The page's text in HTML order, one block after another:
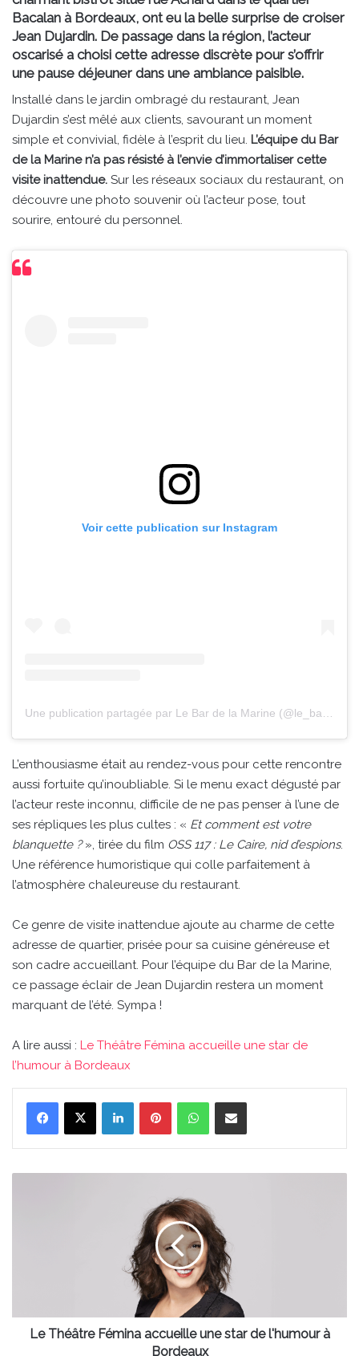
Bacalan à Bordeaux, ont eu la belle surprise de croiser
Jean Dujardin. De passage dans la région, l’acteur
oscarisé a choisi cette adresse discrète pour s’offrir
une pause déjeuner dans une ambiance paisible.
Installé dans le jardin ombragé du restaurant, Jean
Dujardin s’est mêlé aux clients, savourant un moment
simple et convivial, fidèle à l’esprit du lieu. L’équipe du Bar
de la Marine n’a pas résisté à l’envie d’immortaliser cette
visite inattendue. Sur les réseaux sociaux du restaurant, on
découvre une photo souvenir où l’acteur pose, tout
sourire, entouré du personnel.
Voir cette publication sur Instagram
Une publication partagée par Le Bar de la Marine (@le_bar_de_la_marine)
L’enthousiasme était au rendez-vous pour cette rencontre
aussi fortuite qu’inoubliable. Si le menu exact dégusté par
l’acteur reste inconnu, difficile de ne pas penser à l’une de
ses répliques les plus cultes : « Et comment est votre
blanquette ?», tirée du film OSS 117 : Le Caire, nid d’espions.
Une référence humoristique qui colle parfaitement à
l’atmosphère chaleureuse du restaurant.
Ce genre de visite inattendue ajoute au charme de cette
adresse de quartier, prisée pour sa cuisine généreuse et
son cadre accueillant. Pour l’équipe du Bar de la Marine,
ce passage éclair de Jean Dujardin restera un moment
marquant de l’été. Sympa !
A lire aussi : Le Théâtre Fémina accueille une star de
l’humour à Bordeaux
LinkedinPinterestWhatsAppPartager par email
à
Bordeaux
Le Théâtre Fémina accueille une star de l'humour à
Bordeaux